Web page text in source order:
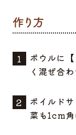
ボウルに
く混ぜ合わ
ボイルド
菜も1cm角